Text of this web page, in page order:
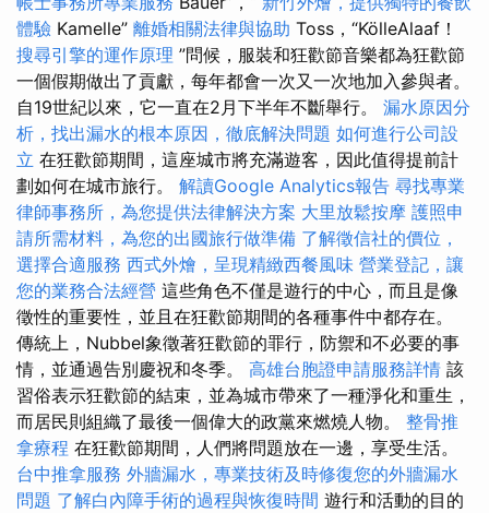
體驗 Kamelle” 離婚相關法律與協助 Toss，“KölleAlaaf！
搜尋引擎的運作原理 ”問候，服裝和狂歡節音樂都為狂歡節
一個假期做出了貢獻，每年都會一次又一次地加入參與者。
自19世紀以來，它一直在2月下半年不斷舉行。 漏水原因分
析，找出漏水的根本原因，徹底解決問題 如何進行公司設
立 在狂歡節期間，這座城市將充滿遊客，因此值得提前計
劃如何在城市旅行。 解讀Google Analytics報告 尋找專業
律師事務所，為您提供法律解決方案 大里放鬆按摩 護照申
請所需材料，為您的出國旅行做準備 了解徵信社的價位，
選擇合適服務 西式外燴，呈現精緻西餐風味 營業登記，讓
您的業務合法經營 這些角色不僅是遊行的中心，而且是像
徵性的重要性，並且在狂歡節期間的各種事件中都存在。
傳統上，Nubbel象徵著狂歡節的罪行，防禦和不必要的事
情，並通過告別慶祝和冬季。 高雄台胞證申請服務詳情 該
習俗表示狂歡節的結束，並為城市帶來了一種淨化和重生，
而居民則組織了最後一個偉大的政黨來燃燒人物。 整骨推
拿療程 在狂歡節期間，人們將問題放在一邊，享受生活。
台中推拿服務 外牆漏水，專業技術及時修復您的外牆漏水
問題 了解白內障手術的過程與恢復時間 遊行和活動的目的